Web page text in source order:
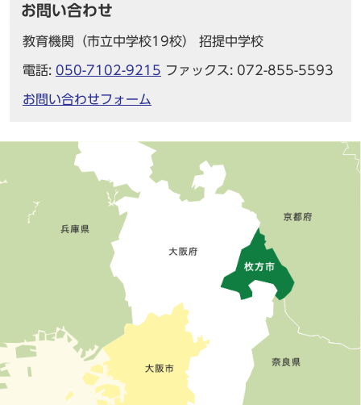
お問い合わせ
教育機関（市立中学校19校） 招提中学校
電話: 050-7102-9215 ファックス: 072-855-5593
お問い合わせフォーム